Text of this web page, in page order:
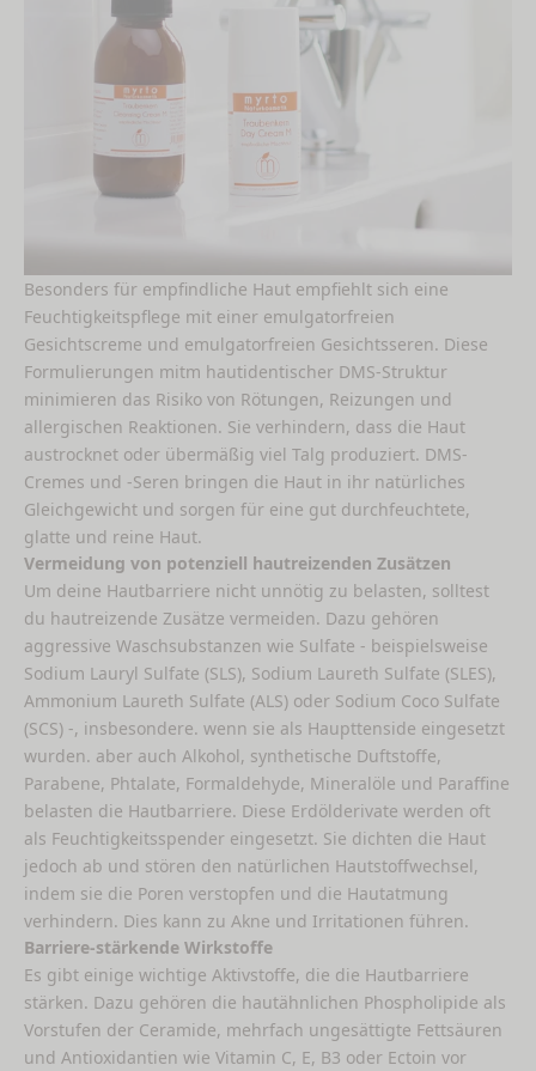
Besonders für empfindliche Haut empfiehlt sich eine
Feuchtigkeitspflege mit einer emulgatorfreien
Gesichtscreme und emulgatorfreien Gesichtsseren. Diese
Formulierungen mitm hautidentischer DMS-Struktur
minimieren das Risiko von Rötungen, Reizungen und
allergischen Reaktionen. Sie verhindern, dass die Haut
austrocknet oder übermäßig viel Talg produziert. DMS-
Cremes und -Seren bringen die Haut in ihr natürliches
Gleichgewicht und sorgen für eine gut durchfeuchtete,
glatte und reine Haut.
Vermeidung von potenziell hautreizenden Zusätzen
Um deine Hautbarriere nicht unnötig zu belasten, solltest
du hautreizende Zusätze vermeiden. Dazu gehören
aggressive Waschsubstanzen wie Sulfate - beispielsweise
Sodium Lauryl Sulfate (SLS), Sodium Laureth Sulfate (SLES),
Ammonium Laureth Sulfate (ALS) oder Sodium Coco Sulfate
(SCS) -, insbesondere. wenn sie als Haupttenside eingesetzt
wurden. aber auch Alkohol, synthetische Duftstoffe,
Parabene, Phtalate, Formaldehyde, Mineralöle und Paraffine
belasten die Hautbarriere. Diese Erdölderivate werden oft
als Feuchtigkeitsspender eingesetzt. Sie dichten die Haut
jedoch ab und stören den natürlichen Hautstoffwechsel,
indem sie die Poren verstopfen und die Hautatmung
verhindern. Dies kann zu Akne und Irritationen führen.
Barriere-stärkende Wirkstoffe
Es gibt einige wichtige Aktivstoffe, die die Hautbarriere
stärken. Dazu gehören die hautähnlichen Phospholipide als
Vorstufen der Ceramide, mehrfach ungesättigte Fettsäuren
und Antioxidantien wie Vitamin C, E, B3 oder Ectoin vor